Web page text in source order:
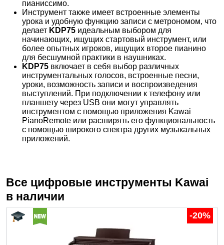
пианиссимо.
Инструмент также имеет встроенные элементы
урока и удобную функцию записи с метрономом, что
делает KDP75 идеальным выбором для
начинающих, ищущих стартовый инструмент, или
более опытных игроков, ищущих второе пианино
для бесшумной практики в наушниках.
KDP75 включает в себя выбор различных
инструментальных голосов, встроенные песни,
уроки, возможность записи и воспроизведения
выступлений. При подключении к телефону или
планшету через USB они могут управлять
инструментом с помощью приложения Kawai
PianoRemote или расширять его функциональность
с помощью широкого спектра других музыкальных
приложений.
Все цифровые инструменты Kawai
в наличии
-20%